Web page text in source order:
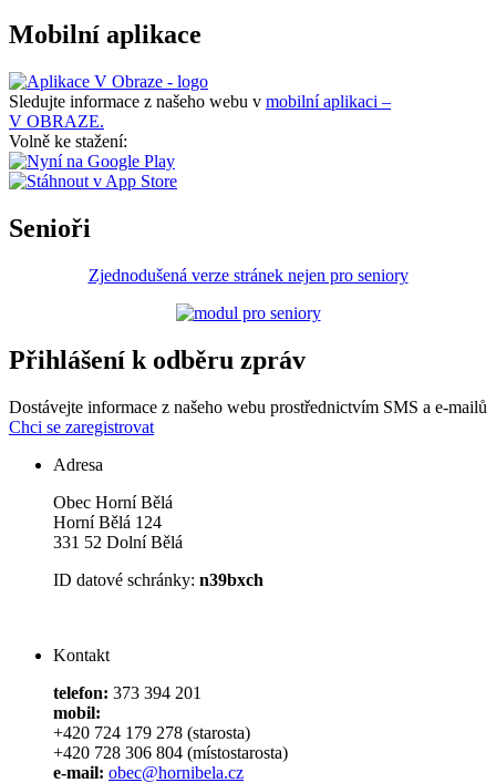
Mobilní aplikace
Sledujte informace z našeho webu v mobilní aplikaci –
V OBRAZE.
Volně ke stažení:
Senioři
Zjednodušená verze stránek nejen pro seniory
Přihlášení k odběru zpráv
Dostávejte informace z našeho webu prostřednictvím SMS a e-mailů
Chci se zaregistrovat
Adresa
Obec Horní Bělá
Horní Bělá 124
331 52 Dolní Bělá
ID datové schránky: n39bxch
Kontakt
telefon: 373 394 201
mobil:
+420 724 179 278 (starosta)
+420 728 306 804 (místostarosta)
e-mail: obec@hornibela.cz